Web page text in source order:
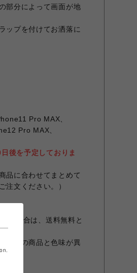
部分によって画面が地
ップを付けてお洒落に
Pro MAX、
Pro MAX、
後を予定しておりま
品に合わせてまとめて
注文ください。）
の場合は、送料無料と
実際の商品と色味が異